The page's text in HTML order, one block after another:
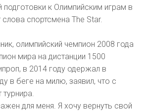
к Олимпийским играм в
спортсмена The Star.
олимпийский чемпион 2008 года
мира на дистанции 1500
в 2014 году одержал в
в беге на милю, заявил, что с
турнира.
для меня. Я хочу вернуть свой